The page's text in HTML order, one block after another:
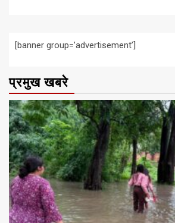
[banner group=’advertisement’]
प्रमुख खबरे